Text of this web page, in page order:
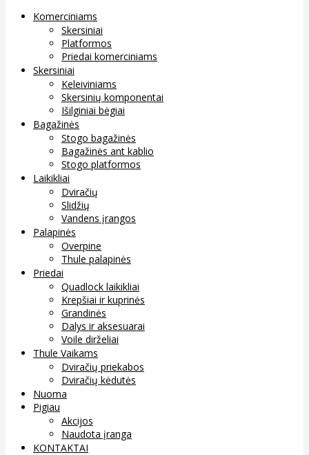
Komerciniams
Skersiniai
Platformos
Priedai komerciniams
Skersiniai
Keleiviniams
Skersinių komponentai
Išilginiai bėgiai
Bagažinės
Stogo bagažinės
Bagažinės ant kablio
Stogo platformos
Laikikliai
Dviračių
Slidžių
Vandens įrangos
Palapinės
Overpine
Thule palapinės
Priedai
Quadlock laikikliai
Krepšiai ir kuprinės
Grandinės
Dalys ir aksesuarai
Voile dirželiai
Thule Vaikams
Dviračių priekabos
Dviračių kėdutės
Nuoma
Pigiau
Akcijos
Naudota įranga
KONTAKTAI